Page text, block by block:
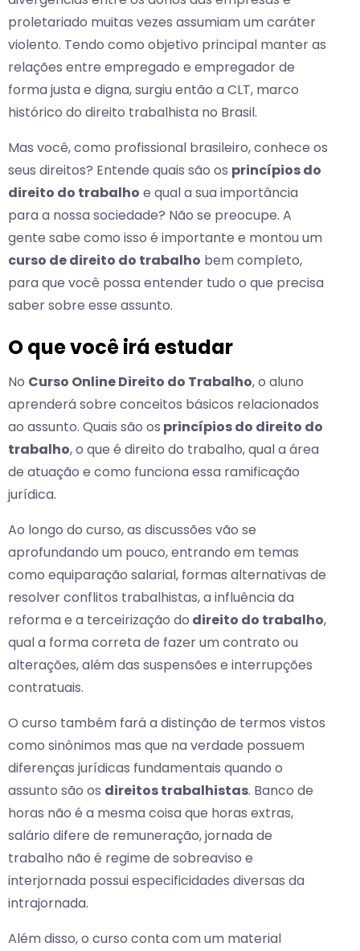
proletariado muitas vezes assumiam um caráter
violento. Tendo como objetivo principal manter as
relações entre empregado e empregador de
forma justa e digna, surgiu então a CLT, marco
histórico do direito trabalhista no Brasil.
Mas você, como profissional brasileiro, conhece os
seus direitos? Entende quais são os princípios do
direito do trabalho e qual a sua importância
para a nossa sociedade? Não se preocupe. A
gente sabe como isso é importante e montou um
curso de direito do trabalho bem completo,
para que você possa entender tudo o que precisa
saber sobre esse assunto.
O que você irá estudar
No Curso Online Direito do Trabalho, o aluno
aprenderá sobre conceitos básicos relacionados
ao assunto. Quais são os princípios do direito do
trabalho, o que é direito do trabalho, qual a área
de atuação e como funciona essa ramificação
jurídica.
Ao longo do curso, as discussões vão se
aprofundando um pouco, entrando em temas
como equiparação salarial, formas alternativas de
resolver conflitos trabalhistas, a influência da
reforma e a terceirização do direito do trabalho,
qual a forma correta de fazer um contrato ou
alterações, além das suspensões e interrupções
contratuais.
O curso também fará a distinção de termos vistos
como sinônimos mas que na verdade possuem
diferenças jurídicas fundamentais quando o
assunto são os direitos trabalhistas. Banco de
horas não é a mesma coisa que horas extras,
salário difere de remuneração, jornada de
trabalho não é regime de sobreaviso e
interjornada possui especificidades diversas da
intrajornada.
Além disso, o curso conta com um material